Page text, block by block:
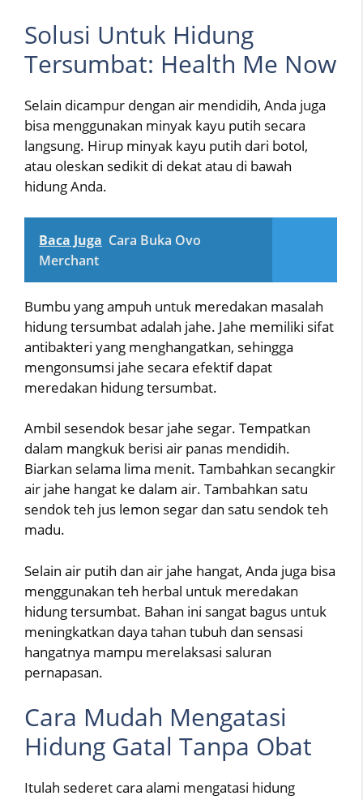
Solusi Untuk Hidung
Tersumbat: Health Me Now
Selain dicampur dengan air mendidih, Anda juga
bisa menggunakan minyak kayu putih secara
langsung. Hirup minyak kayu putih dari botol,
atau oleskan sedikit di dekat atau di bawah
hidung Anda.
Baca Juga Cara Buka Ovo
Merchant
Bumbu yang ampuh untuk meredakan masalah
hidung tersumbat adalah jahe. Jahe memiliki sifat
antibakteri yang menghangatkan, sehingga
mengonsumsi jahe secara efektif dapat
meredakan hidung tersumbat.
Ambil sesendok besar jahe segar. Tempatkan
dalam mangkuk berisi air panas mendidih.
Biarkan selama lima menit. Tambahkan secangkir
air jahe hangat ke dalam air. Tambahkan satu
sendok teh jus lemon segar dan satu sendok teh
madu.
Selain air putih dan air jahe hangat, Anda juga bisa
menggunakan teh herbal untuk meredakan
hidung tersumbat. Bahan ini sangat bagus untuk
meningkatkan daya tahan tubuh dan sensasi
hangatnya mampu merelaksasi saluran
pernapasan.
Cara Mudah Mengatasi
Hidung Gatal Tanpa Obat
Itulah sederet cara alami mengatasi hidung